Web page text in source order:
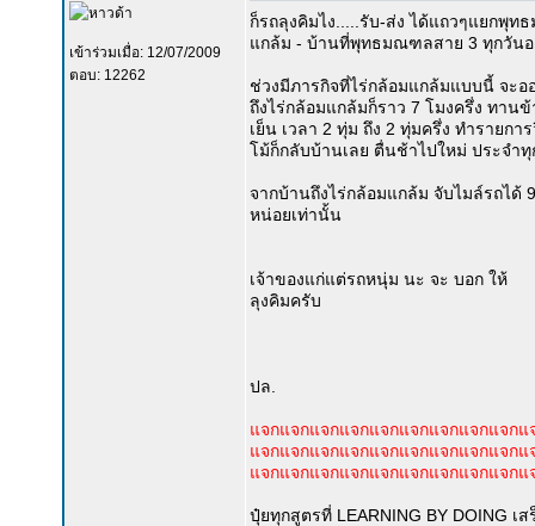
เข้าร่วมเมื่อ: 12/07/2009
ตอบ: 12262
ก็รถลุงคิมไง.....รับ-ส่ง ได้แถวๆแยกพุ
แกล้ม - บ้านที่พุทธมณฑลสาย 3 ทุกวัน
ช่วงมีภารกิจที่ไร่กล้อมแกล้มแบบนี้ จะ
ถึงไร่กล้อมแกล้มก็ราว 7 โมงครึ่ง ทาน
เย็น เวลา 2 ทุ่ม ถึง 2 ทุ่มครึ่ง ทำรายก
โม้ก็กลับบ้านเลย ตื่นช้าไปใหม่ ประจำทุ
จากบ้านถึงไร่กล้อมแกล้ม จับไมล์รถได้
หน่อยเท่านั้น
เจ้าของแก่แต่รถหนุ่ม นะ จะ บอก ให้
ลุงคิมครับ
ปล.
แจกแจกแจกแจกแจกแจกแจกแจกแจก
แจกแจกแจกแจกแจกแจกแจกแจกแจก
แจกแจกแจกแจกแจกแจกแจกแจกแจก
ปุ๋ยทุกสูตรที่ LEARNING BY DOING